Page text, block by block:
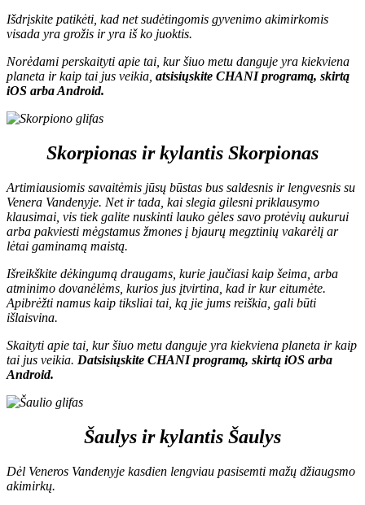
Išdrįskite patikėti, kad net sudėtingomis gyvenimo akimirkomis
visada yra grožis ir yra iš ko juoktis.
Norėdami perskaityti apie tai, kur šiuo metu danguje yra kiekviena
planeta ir kaip tai jus veikia, atsisiųskite CHANI programą, skirtą
iOS arbaAndroid.
Skorpionas ir kylantis Skorpionas
Artimiausiomis savaitėmis jūsų būstas bus saldesnis ir lengvesnis su
Venera Vandenyje. Net ir tada, kai slegia gilesni priklausymo
klausimai, vis tiek galite nuskinti lauko gėles savo protėvių aukurui
arba pakviesti mėgstamus žmones į bjaurų megztinių vakarėlį ar
lėtai gaminamą maistą.
Išreikškite dėkingumą draugams, kurie jaučiasi kaip šeima, arba
atminimo dovanėlėms, kurios jus įtvirtina, kad ir kur eitumėte.
Apibrėžti namus kaip tiksliai tai, ką jie jums reiškia, gali būti
išlaisvina.
Skaityti apie tai, kur šiuo metu danguje yra kiekviena planeta ir kaip
tai jus veikia. Datsisiųskite CHANI programą, skirtą iOS arba
Android.
Šaulys ir kylantis Šaulys
Dėl Veneros Vandenyje kasdien lengviau pasisemti mažų džiaugsmo
akimirkų.